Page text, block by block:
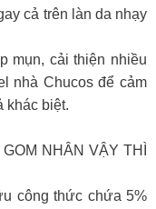
cả trên làn da nhạy
mụn, cải thiện nhiều
nhà Chucos để cảm
khác biệt.
NHÂN VẬY THÌ
công thức chứa 5%